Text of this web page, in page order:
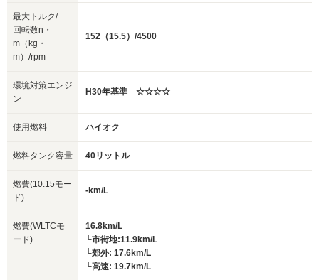
最大トルク/
回転数n・
m（kg・
m）/rpm
152（15.5）/4500
環境対策エンジ
ン
H30年基準 ☆☆☆☆
使用燃料 ハイオク
燃料タンク容量 40リットル
燃費(10.15モー
ド)
-km/L
燃費(WLTCモ
ード)
16.8km/L
└市街地:11.9km/L
└郊外: 17.6km/L
└高速: 19.7km/L